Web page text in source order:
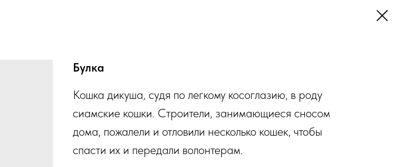
Булка
Кошка дикуша, судя по легкому косоглазию, в роду
сиамские кошки. Строители, занимающиеся сносом
дома, пожалели и отловили несколько кошек, чтобы
спасти их и передали волонтерам.